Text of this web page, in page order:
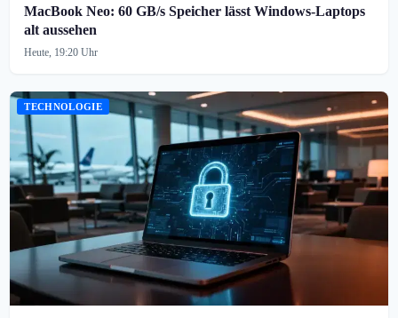
MacBook Neo: 60 GB/s Speicher lässt Windows-Laptops
alt aussehen
Heute, 19:20 Uhr
TECHNOLOGIE